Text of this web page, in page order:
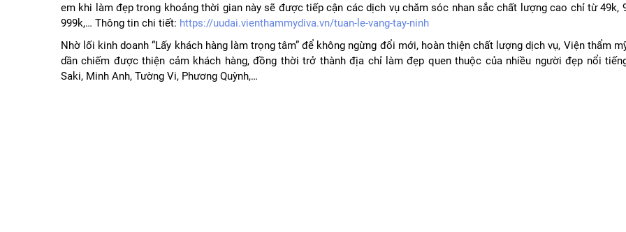
em khi làm đẹp trong khoảng thời gian này sẽ được tiếp cận các dịch vụ chăm sóc nhan sắc chất lượng cao chỉ từ 49k,
999k,… Thông tin chi tiết: https://uudai.vienthammydiva.vn/tuan-le-vang-tay-ninh
Nhờ lối kinh doanh “Lấy khách hàng làm trọng tâm” để không ngừng đổi mới, hoàn thiện chất lượng dịch vụ, Viện thẩm
dần chiếm được thiện cảm khách hàng, đồng thời trở thành địa chỉ làm đẹp quen thuộc của nhiều người đẹp nổi
Saki, Minh Anh, Tường Vi, Phương Quỳnh,…